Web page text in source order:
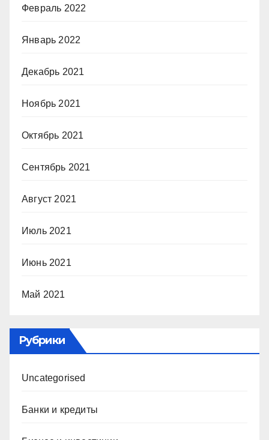
Февраль 2022
Январь 2022
Декабрь 2021
Ноябрь 2021
Октябрь 2021
Сентябрь 2021
Август 2021
Июль 2021
Июнь 2021
Май 2021
Рубрики
Uncategorised
Банки и кредиты